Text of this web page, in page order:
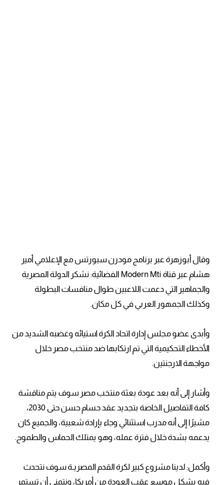
وقال أبوزهرة عبر برنامج مودرن سبورتس مع الإعلامي أمير
هشام عبر قناة Modern Mti الفضائية: نشكر الدولة المصرية
والجماهير التي دعمت اللاعبين طوال منافسات البطولة
وكذلك الجمهور العربي في كل مكان.
وأبدى عضو مجلس إدارة اتحاد الكرة استيائه وغضبه الشديد من
الأخطاء التحكيمية التي تم ارتكابها ضد منتخب مصر خلال
مواجهة الارجنتين.
وأشار إلى أنه بعد عودة بعثة منتخب مصر سوف يتم مناقشة
كافة التفاصيل الخاصة بتجديد عقد حسام حسن حتى 2030،
مشيرًا إلى أنه مدرب استثنائي وجاء بإرادة شعبية، والجميع كان
يدعمه بشدة خلال فترة عمله، وهو يمتلك الحماس والطموح.
وأكمل: لدينا مشروع كبير لكرة القدم المصريـة سوف نتحدث
فيه بشكل موسع عقب العودة من أمريكا، ونتمنى أن تستمر